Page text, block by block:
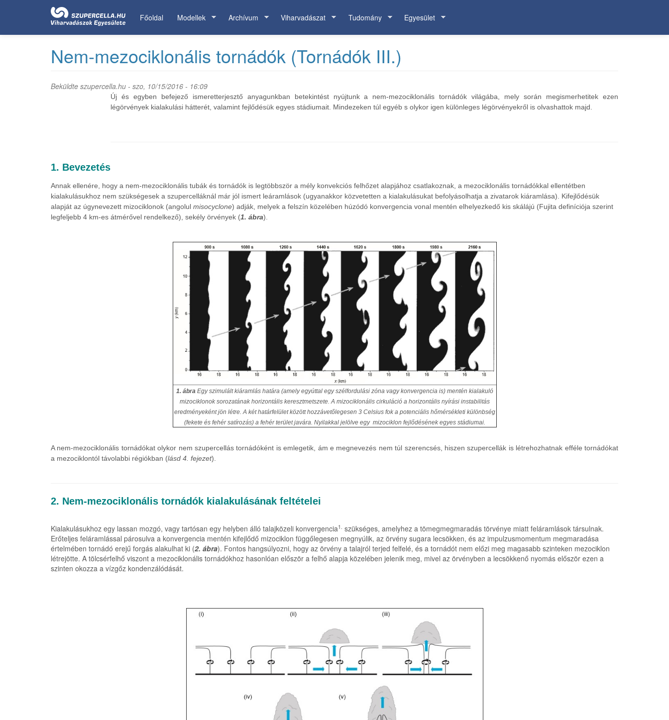
Főoldal Modellek Archívum Viharvadászat Tudomány Egyesület
Nem-mezociklonális tornádók (Tornádók III.)
Beküldte szupercella.hu - szo, 10/15/2016 - 16:09
Új és egyben befejező ismeretterjesztő anyagunkban betekintést nyújtunk a nem-mezociklonális tornádók világába, mely során megismerhetitek ezen
légörvények kialakulási hátterét, valamint fejlődésük egyes stádiumait. Mindezeken túl egyéb s olykor igen különleges légörvényekről is olvashattok majd.
1. Bevezetés
Annak ellenére, hogy a nem-mezociklonális tubák és tornádók is legtöbbször a mély konvekciós felhőzet alapjához csatlakoznak, a mezociklonális tornádókkal ellentétben
kialakulásukhoz nem szükségesek a szupercelláknál már jól ismert leáramlások (ugyanakkor közvetetten a kialakulásukat befolyásolhatja a zivatarok kiáramlása). Kifejlődésük
alapját az úgynevezett mizociklonok (angolul misocyclone) adják, melyek a felszín közelében húzódó konvergencia vonal mentén elhelyezkedő kis skálájú (Fujita definíciója szerint
legfeljebb 4 km-es átmérővel rendelkező), sekély örvények (1. ábra).
1. ábraEgy szimulált kiáramlás határa (amely egyúttal egy szélfordulási zóna vagy konvergencia is) mentén kialakuló
mizociklonok sorozatának horizontális keresztmetszete. A mizociklonális cirkuláció a horizontális nyírási instabilitás
eredményeként jön létre. A két határfelület között hozzávetőlegesen 3 Celsius fok a potenciális hőmérsékleti különbség
(fekete és fehér satírozás) a fehér terület javára. Nyilakkal jelölve egy mizociklon fejlődésének egyes stádiumai.
A nem-mezociklonális tornádókat olykor nem szupercellás tornádóként is emlegetik, ám e megnevezés nem túl szerencsés, hiszen szupercellák is létrehozhatnak efféle tornádókat
a mezociklontól távolabbi régiókban (lásd 4. fejezet).
2. Nem-mezociklonális tornádók kialakulásának feltételei
Kialakulásukhoz egy lassan mozgó, vagy tartósan egy helyben álló talajközeli konvergencia1. szükséges, amelyhez a tömegmegmaradás törvénye miatt feláramlások társulnak.
Erőteljes feláramlással párosulva a konvergencia mentén kifejlődő mizociklon függőlegesen megnyúlik, az örvény sugara lecsökken, és az impulzusmomentum megmaradása
értelmében tornádó erejű forgás alakulhat ki (2. ábra). Fontos hangsúlyozni, hogy az örvény a talajról terjed felfelé, és a tornádót nem előzi meg magasabb szinteken mezociklon
létrejötte. A tölcsérfelhő viszont a mezociklonális tornádókhoz hasonlóan először a felhő alapja közelében jelenik meg, mivel az örvényben a lecsökkenő nyomás először ezen a
szinten okozza a vízgőz kondenzálódását.